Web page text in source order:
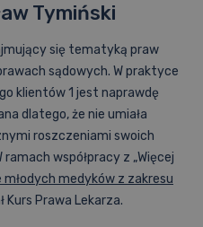
Tymiński
się tematyką praw
sądowych. W praktyce
klientów 1 jest naprawdę
dlatego, że nie umiała
roszczeniami swoich
współpracy z „Więcej
młodych medyków z zakresu
Kurs Prawa Lekarza.